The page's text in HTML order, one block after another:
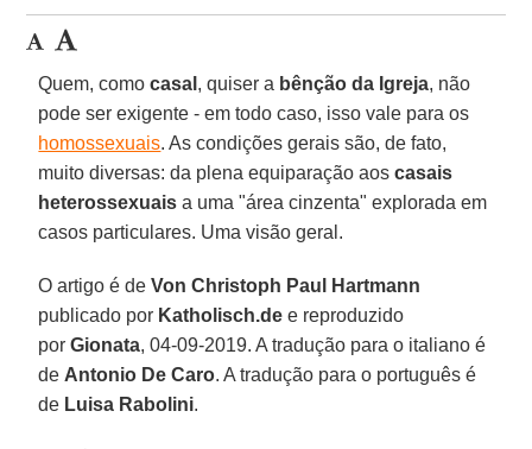
Quem, comocasal , quiser a bênção da Igreja, não
pode ser exigente - em todo caso, isso vale para os
homossexuais. As condições gerais são, de fato,
muito diversas: da plena equiparação aoscasais
heterossexuais a uma "área cinzenta" explorada em
casos particulares. Uma visão geral.
O artigo é deVon Christoph Paul Hartmann
publicado por Katholisch.de e reproduzido
porGionata, 04-09-2019. A tradução para o italiano é
de Antonio De Caro. A tradução para o português é
de Luisa Rabolini.